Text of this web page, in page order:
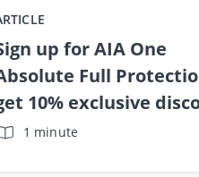
up for AIA One
Full
10% exclusive
1 minute